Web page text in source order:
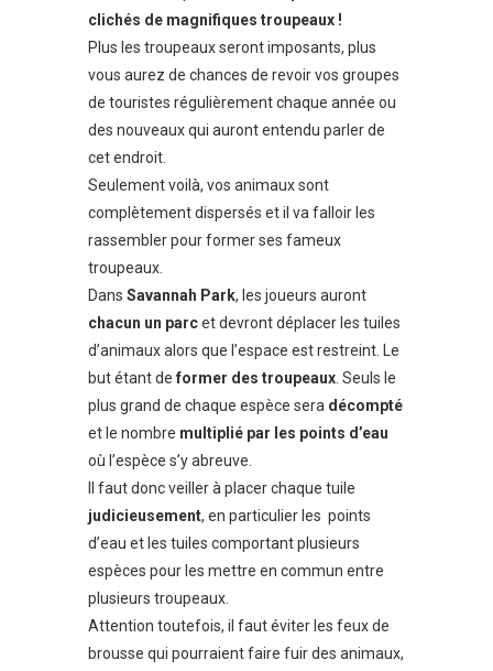
clichés de magnifiques troupeaux !
Plus les troupeaux seront imposants, plus
vous aurez de chances de revoir vos groupes
de touristes régulièrement chaque année ou
des nouveaux qui auront entendu parler de
cet endroit.
Seulement voilà, vos animaux sont
complètement dispersés et il va falloir les
rassembler pour former ses fameux
troupeaux.
Dans Savannah Park, les joueurs auront
chacun un parcet devront déplacer les tuiles
d’animaux alors que l’espace est restreint. Le
but étant de former des troupeaux . Seuls le
plus grand de chaque espèce sera décompté
et le nombre multiplié par les points d’eau
où l’espèce s’y abreuve.
Il faut donc veiller à placer chaque tuile
judicieusement, en particulier les points
d’eau et les tuiles comportant plusieurs
espèces pour les mettre en commun entre
plusieurs troupeaux.
Attention toutefois, il faut éviter les feux de
brousse qui pourraient faire fuir des animaux,